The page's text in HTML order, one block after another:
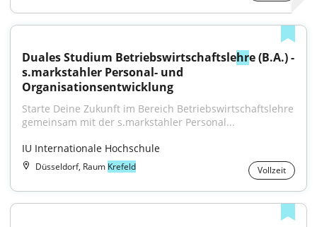
Duales Studium Betriebswirtschaftslehre (B.A.) -
s.markstahler Personal- und
Organisationsentwicklung
Starte Deine Zukunft im Bereich Betriebswirtschaftslehre
gemeinsam mit der s.markstahler Personal...
IU Internationale Hochschule
Düsseldorf, Raum Krefeld Vollzeit